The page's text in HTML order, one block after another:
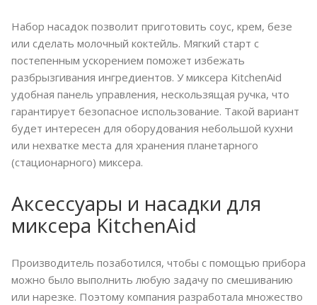
Набор насадок позволит приготовить соус, крем, безе
или сделать молочный коктейль. Мягкий старт с
постепенным ускорением поможет избежать
разбрызгивания ингредиентов. У миксера KitchenAid
удобная панель управления, нескользящая ручка, что
гарантирует безопасное использование. Такой вариант
будет интересен для оборудования небольшой кухни
или нехватке места для хранения планетарного
(стационарного) миксера.
Аксессуары и насадки для
миксера KitchenAid
Производитель позаботился, чтобы с помощью прибора
можно было выполнить любую задачу по смешиванию
или нарезке. Поэтому компания разработала множество